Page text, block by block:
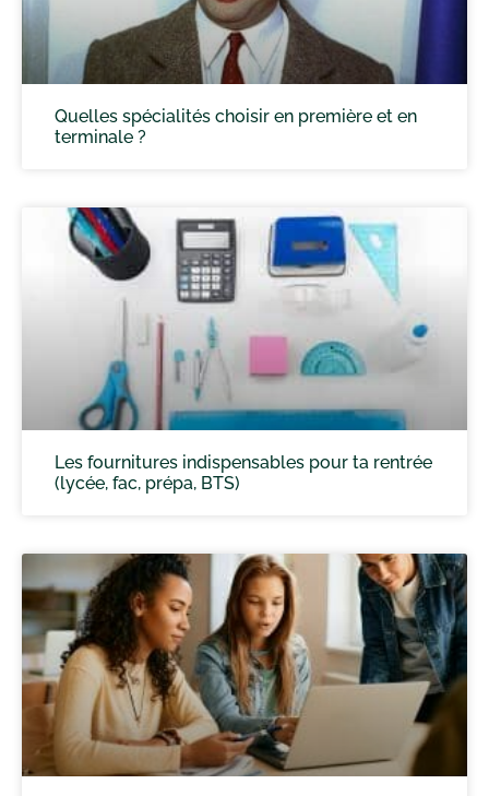
Quelles spécialités choisir en première et en
terminale ?
Les fournitures indispensables pour ta rentrée
(lycée, fac, prépa, BTS)